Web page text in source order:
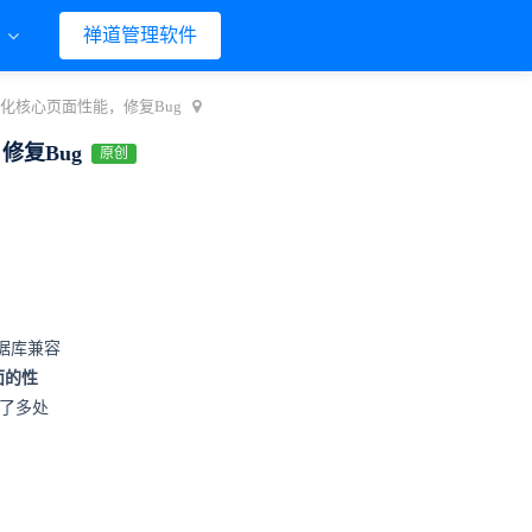
禅道管理软件
核心页面性能，修复Bug
复Bug 原创
库兼容
的性
多处